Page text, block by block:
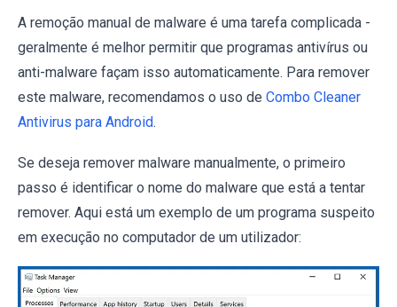
A remoção manual de malware é uma tarefa complicada -
geralmente é melhor permitir que programas antivírus ou
anti-malware façam isso automaticamente. Para remover
este malware, recomendamos o uso de Combo Cleaner
Antivirus para Android.
Se deseja remover malware manualmente, o primeiro
passo é identificar o nome do malware que está a tentar
remover. Aqui está um exemplo de um programa suspeito
em execução no computador de um utilizador: